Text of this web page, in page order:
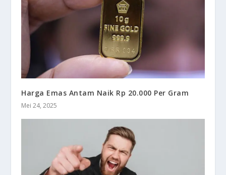
Harga Emas Antam Naik Rp 20.000 Per Gram
Mei 24, 2025